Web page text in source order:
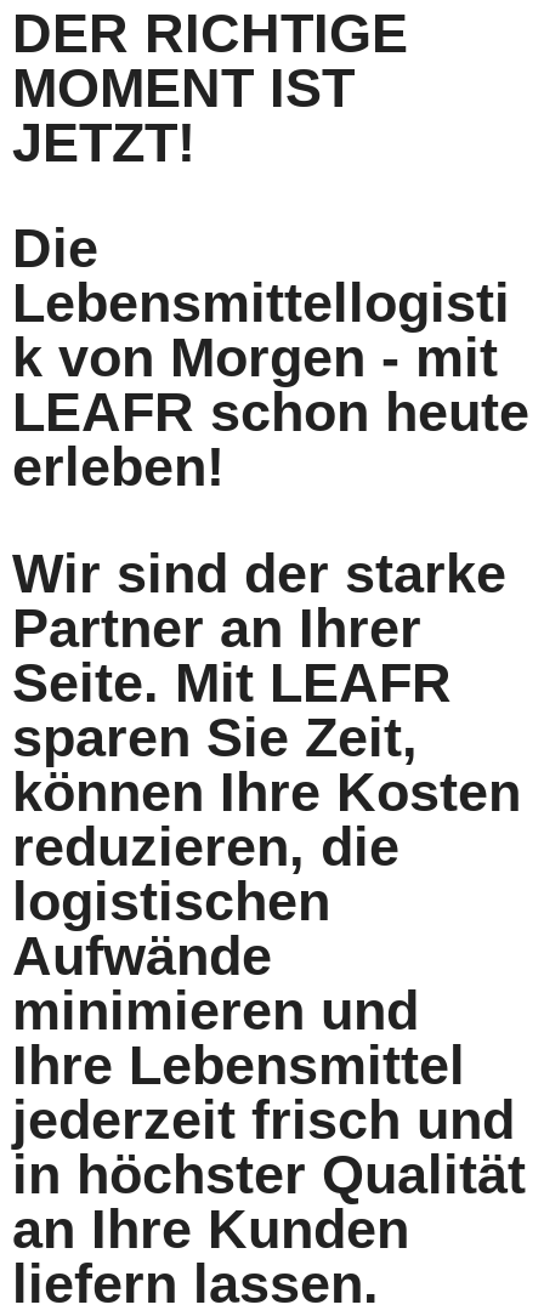
DER RICHTIGE
MOMENT IST
JETZT!
Die
Lebensmittellogisti
k von Morgen - mit
LEAFR schon heute
erleben!
Wir sind der starke
Partner an Ihrer
Seite. Mit LEAFR
sparen Sie Zeit,
können Ihre Kosten
reduzieren, die
logistischen
Aufwände
minimieren und
Ihre Lebensmittel
jederzeit frisch und
in höchster Qualität
an Ihre Kunden
liefern lassen.